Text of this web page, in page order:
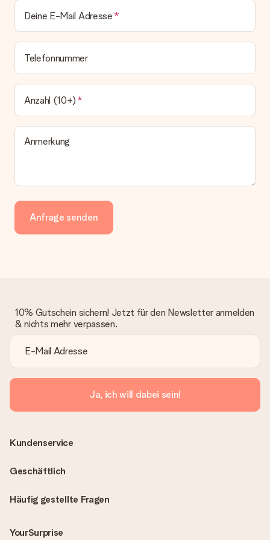
Deine E-Mail Adresse
Telefonnummer
Anzahl (10+)
Anmerkung
Anfrage senden
10% Gutschein sichern! Jetzt für den Newsletter anmelden
& nichts mehr verpassen.
Ja, ich will dabei sein!
Häufig gestellte Fragen
YourSurprise
Kundenservice
Geschäftlich